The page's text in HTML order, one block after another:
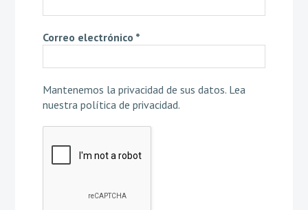
Correo electrónico *
Mantenemos la privacidad de sus datos. Lea
nuestra política de privacidad.